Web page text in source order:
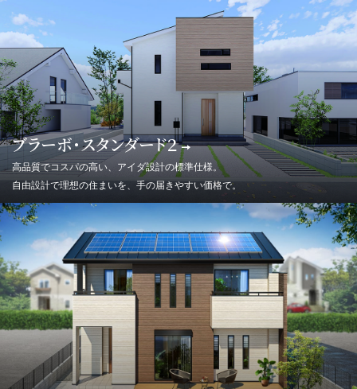
ブラーボ・スタンダード２
高品質でコスパの高い、アイダ設計の標準仕様。
自由設計で理想の住まいを、手の届きやすい価格で。